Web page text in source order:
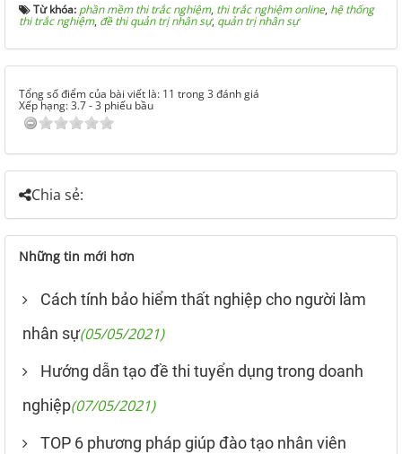
Từ khóa: phần mềm thi trắc nghiệm, thi trắc nghiệm online, hệ thống
thi trắc nghiệm, đề thi quản trị nhân sự, quản trị nhân sự
Tổng số điểm của bài viết là: 11 trong 3 đánh giá
Xếp hạng:3.7-3 phiếu bầu
Chia sẻ:
Những tin mới hơn
Cách tính bảo hiểm thất nghiệp cho người làm
nhân sự(05/05/2021)
Hướng dẫn tạo đề thi tuyển dụng trong doanh
nghiệp(07/05/2021)
TOP 6 phương pháp giúp đào tạo nhân viên